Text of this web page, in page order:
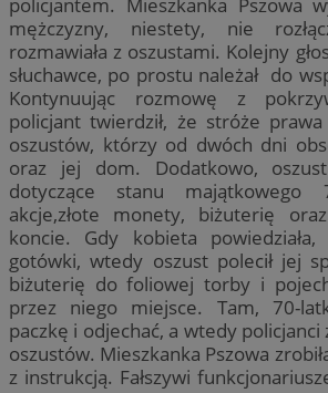
policjantem. Mieszkanka Pszowa
mężczyzny, niestety, nie
rozmawiała z oszustami. Kolejny
słuchawce, po prostu należał do
Kontynuując rozmowę z
policjant twierdził, że stróże
oszustów, którzy od dwóch dni
oraz jej dom. Dodatkowo, oszust
dotyczące stanu majątkowego
akcje,złote monety, biżuterię
koncie. Gdy kobieta
gotówki, wtedy oszust polecił jej
biżuterię do foliowej torby i
przez niego miejsce. Tam, 70-
paczkę i odjechać, a wtedy policjanci
oszustów. Mieszkanka Pszowa
z instrukcją. Fałszywi